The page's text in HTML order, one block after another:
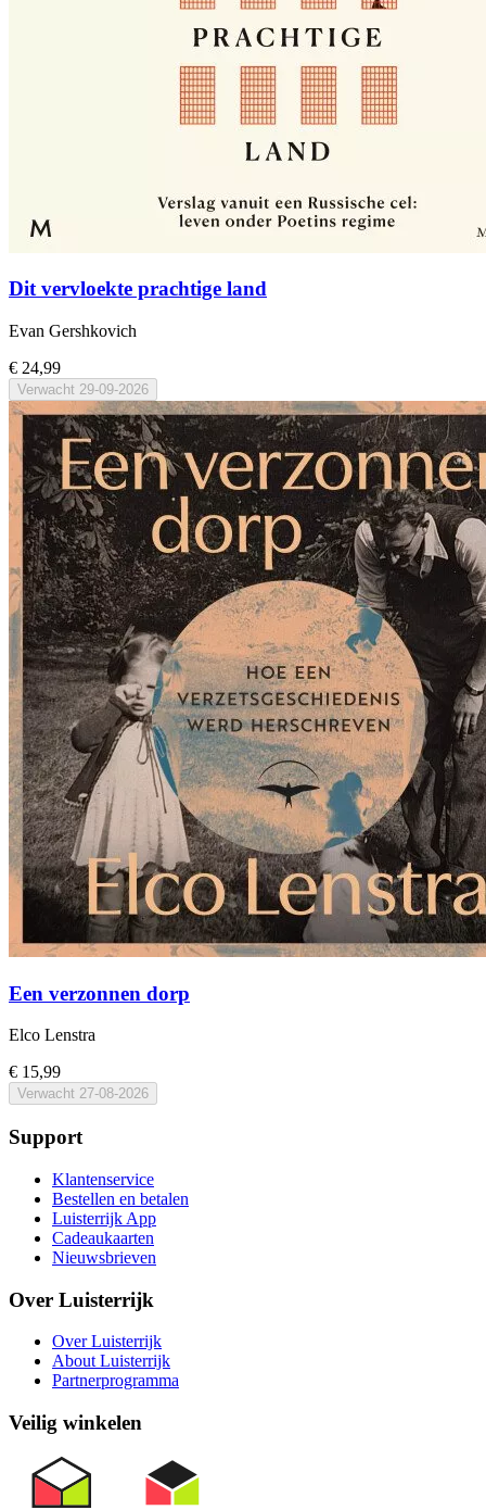
Dit vervloekte prachtige land
Evan Gershkovich
€ 24,99
Verwacht 29-09-2026
Een verzonnen dorp
Elco Lenstra
€ 15,99
Verwacht 27-08-2026
Support
Klantenservice
Bestellen en betalen
Luisterrijk App
Cadeaukaarten
Nieuwsbrieven
Over Luisterrijk
Over Luisterrijk
About Luisterrijk
Partnerprogramma
Veilig winkelen